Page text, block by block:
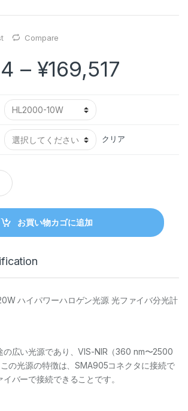
Compare
– ¥169,517
クリア
お買い物カゴに追加
ハイパワーハロゲン光源 光ファイバ分光計
の広い光源であり、VIS-NIR（360 nm〜2500
の光源の特徴は、SMA905コネクタに接続で
バーで接続できることです。